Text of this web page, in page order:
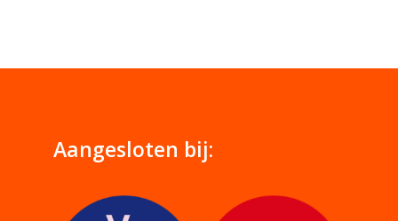
Aangesloten bij: